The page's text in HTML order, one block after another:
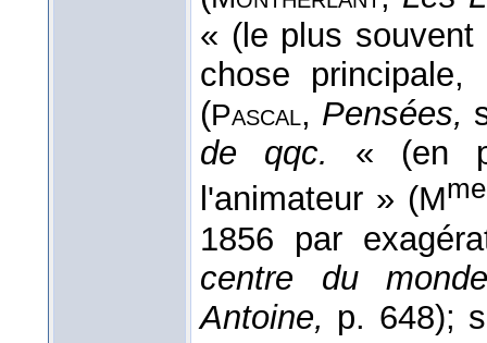
« (le plus
chose principale,
(Pascal, Pensées,
de qqc. « (en
l'animateur » (Mme
1856 par
centre du
Antoine, p. 648);